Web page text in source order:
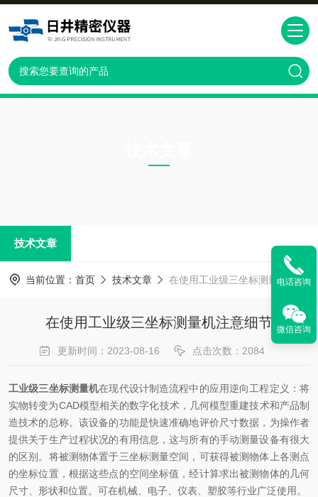
技术文章
当前位置： 首页 技术文章 在使用工业级三坐标测量机注意细节
在使用工业级三坐标测量机注意细节
更新时间：2023-08-16 点击次数：2084
工业级三坐标测量机在现代设计制造流程中的应用逆向工程定义：将
实物转变为CAD模型相关的数字化技术，几何模型重建技术和产品制
造技术的总称。该设备的功能是快速准确地评价尺寸数据，为操作者
提供关于生产过程状况的有用信息，这与所有的手动测量设备有很大
的区别。将被测物体置于三坐标测量空间，可获得被测物体上各测点
的坐标位置，根据这些点的空间坐标值，经计算求出被测物体的几何
尺寸、形状和位置。可在机械、电子、仪表、塑胶等行业广泛使用。
电话咨询
微信咨询